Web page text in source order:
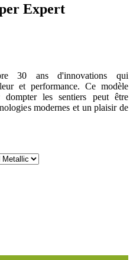
Expert
30 ans d'innovations qui
et performance. Ce modèle
les sentiers peut être
modernes et un plaisir de